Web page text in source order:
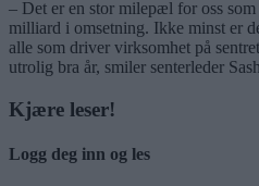
– Det er en stor milepæl for oss
milliard i omsetning. Ikke minst er
alle som driver virksomhet på
utrolig bra år, smiler senterleder
Kjære leser!
Logg deg inn og les